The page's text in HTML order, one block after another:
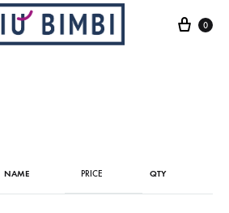
Cart
0
NAME PRICE QTY